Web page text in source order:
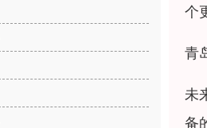
个
青
未
备